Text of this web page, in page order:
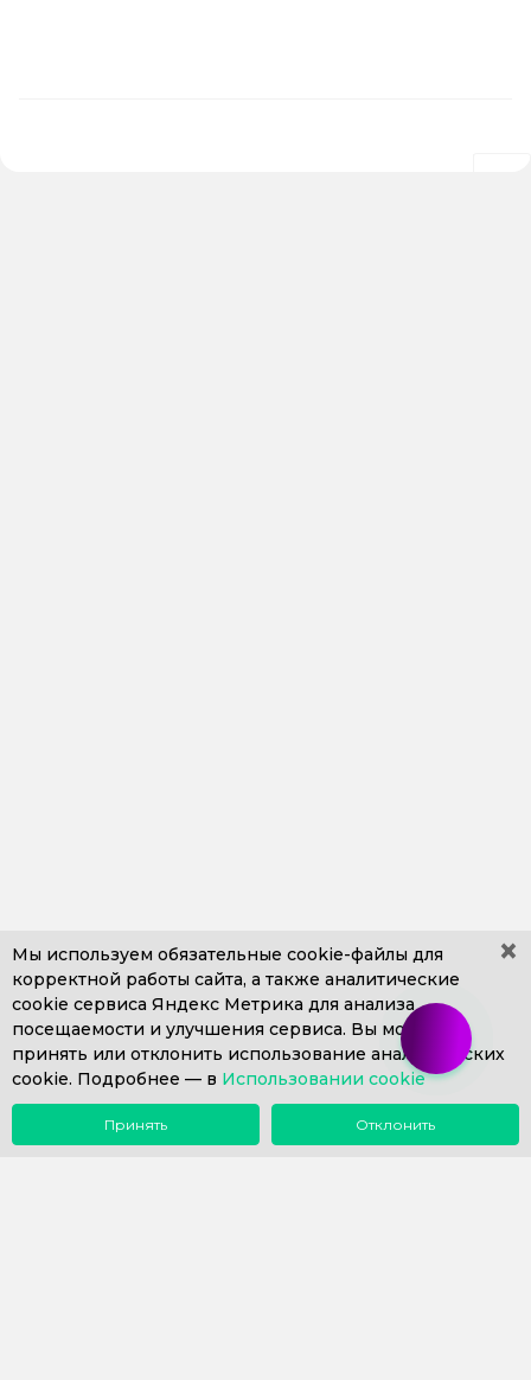
+7 (499) 653-71-10+7 (4812) 302-606
+7 (812) 409-43-26Пн. – Пт. с 9:00 до 18:00
info@1eska.ru
×
Мы используем обязательные cookie-файлы для
корректной работы сайта, а также аналитические
cookie сервиса Яндекс Метрика для анализа
посещаемости и улучшения сервиса. Вы можете
принять или отклонить использование аналитических
cookie. Подробнее — в Использовании cookie
Принять Отклонить